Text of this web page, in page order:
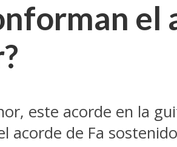
el
este acorde en la
acorde de Fa